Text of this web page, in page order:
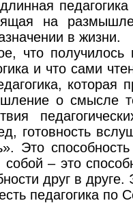
на
в жизни.
что
и что сами
которая
о смысле
готовность
Это
– это
друг в друге.
педагогика по